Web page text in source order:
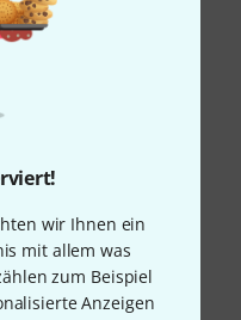
wir Ihnen ein
mit allem was
zum Beispiel
Anzeigen
ganz taufrisches Pearl
nach neuen Fellen
einmal wie ein nasser
Evans Hydraulics
gut zu den grünen
Freude, sie